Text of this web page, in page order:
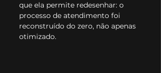
que ela permite redesenhar: o
processo de atendimento foi
reconstruído do zero, não apenas
otimizado.